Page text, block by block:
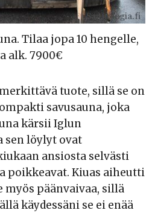
Tilaa jopa 10 hengelle,
alk. 7900€
tuote, sillä se on
savusauna, joka
kärsii Iglun
sen löylyt ovat
ansiosta selvästi
poikkeavat. Kiuas aiheutti
päänvaivaa, sillä
käydessäni se ei enää